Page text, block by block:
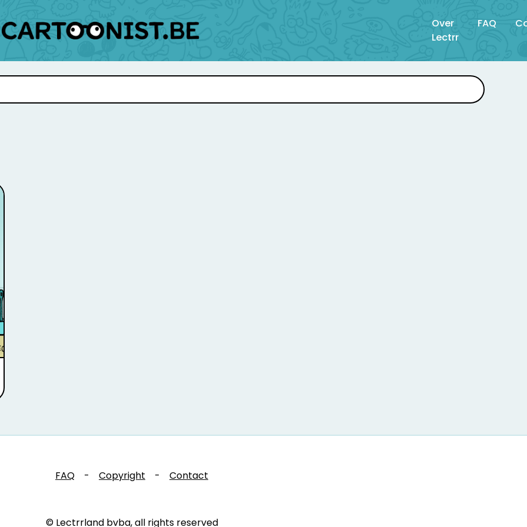
Over
Lectrr
FAQ
FAQ - Copyright - Contact
© Lectrrland bvba, all rights reserved